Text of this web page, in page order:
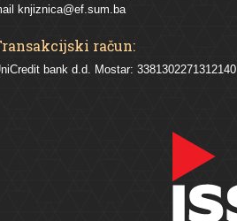
knjiznica@ef.sum.ba
račun:
bank d.d. Mostar: 3381302271312140